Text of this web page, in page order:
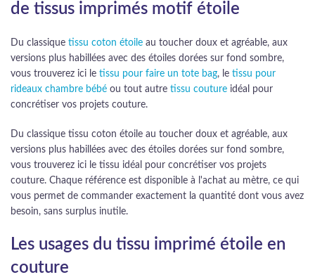
de tissus imprimés motif étoile
Du classique tissu coton étoile au toucher doux et agréable, aux
versions plus habillées avec des étoiles dorées sur fond sombre,
vous trouverez ici le tissu pour faire un tote bag, le tissu pour
rideaux chambre bébé ou tout autre tissu couture idéal pour
concrétiser vos projets couture.
Du classique tissu coton étoile au toucher doux et agréable, aux
versions plus habillées avec des étoiles dorées sur fond sombre,
vous trouverez ici le tissu idéal pour concrétiser vos projets
couture. Chaque référence est disponible à l'achat au mètre, ce qui
vous permet de commander exactement la quantité dont vous avez
besoin, sans surplus inutile.
Les usages du tissu imprimé étoile en
couture